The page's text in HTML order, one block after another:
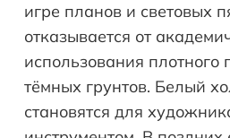
игре планов и световых
отказывается от
использования плотного
тёмных грунтов. Белый
становятся для